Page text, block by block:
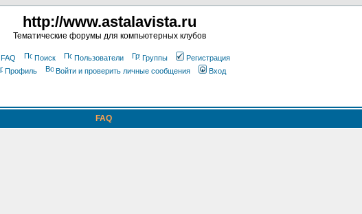
http://www.astalavista.ru
Тематические форумы для компьютерных клубов
FAQ Поиск Пользователи Группы
Регистрация
Профиль
Войти и проверить личные сообщения Вход
FAQ